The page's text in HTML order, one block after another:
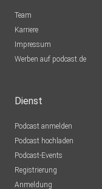
Team
Karriere
Impressum
Werben auf podcast.de
Dienst
Podcast anmelden
Podcast hochladen
Podcast-Events
Registrierung
Anmeldung